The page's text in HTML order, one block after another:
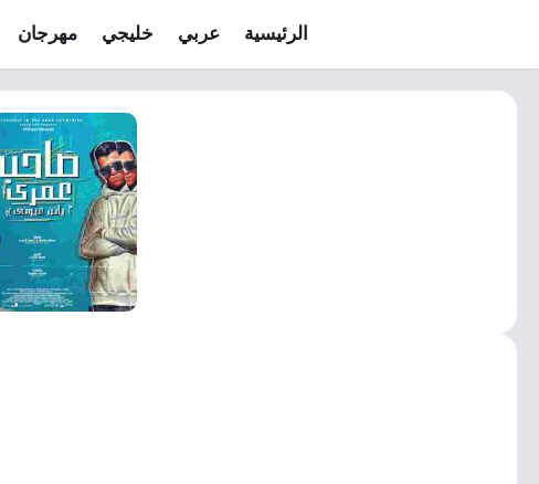
الرئيسية عربي خليجي مهرجان